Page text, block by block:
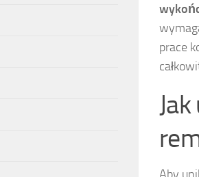
prace